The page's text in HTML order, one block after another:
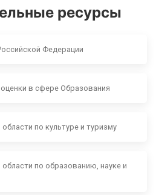
ресурсы
Федерации
в сфере Образования
по культуре и туризму
по образованию, науке и